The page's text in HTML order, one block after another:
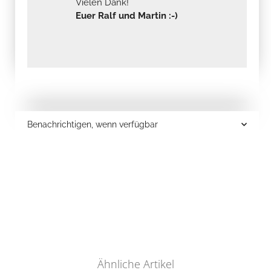
Euer Ralf und Martin :-)
Ähnliche Artikel